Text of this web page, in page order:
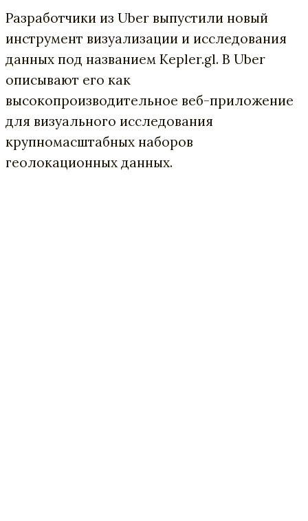
Разработчики из Uber выпустили новый
инструмент визуализации и исследования
данных под названием Kepler.gl. В Uber
описывают его как
высокопроизводительное веб-приложение
для визуального исследования
крупномасштабных наборов
геолокационных данных.